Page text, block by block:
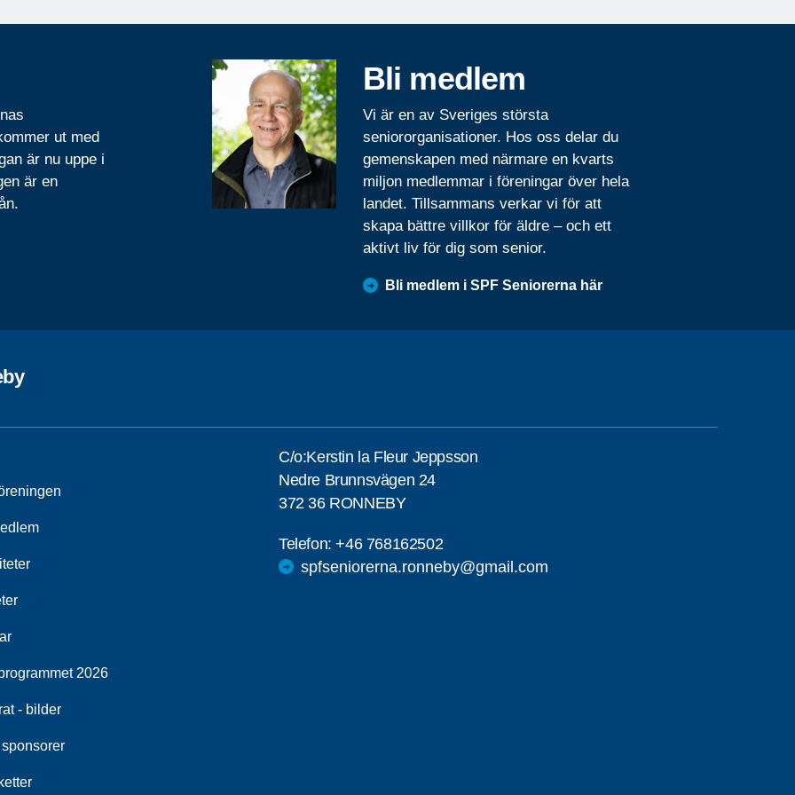
ut med
är nu uppe i
är en
Bli medlem
Vi är en av Sveriges största
seniororganisationer. Hos oss delar du
gemenskapen med närmare en kvarts
miljon medlemmar i föreningar över hela
landet. Tillsammans verkar vi för att
skapa bättre villkor för äldre – och ett
aktivt liv för dig som senior.
Bli medlem i SPF Seniorerna här
2026
- bilder
C/o:Kerstin la Fleur Jeppsson
Nedre Brunnsvägen 24
372 36 RONNEBY
Telefon:+46 768162502
spfseniorerna.ronneby@gmail.com